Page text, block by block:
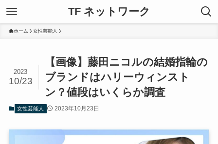
TF ネットワーク
ホーム 女性芸能人
【画像】藤田ニコルの結婚指輪の
ブランドはハリーウィンスト
ン？値段はいくらか調査
2023
10/23
女性芸能人 2023年10月23日